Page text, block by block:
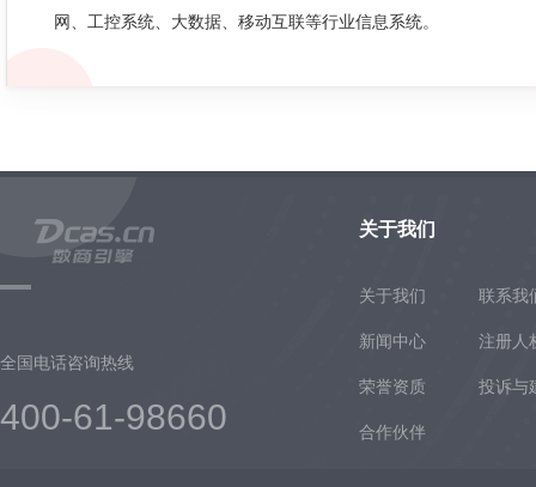
网、工控系统、大数据、移动互联等行业信息系统。
全国电话咨询热线
400-61-98660
关于我们
关于我们 联系我
新闻中心 注册人
荣誉资质 投诉与
合作伙伴